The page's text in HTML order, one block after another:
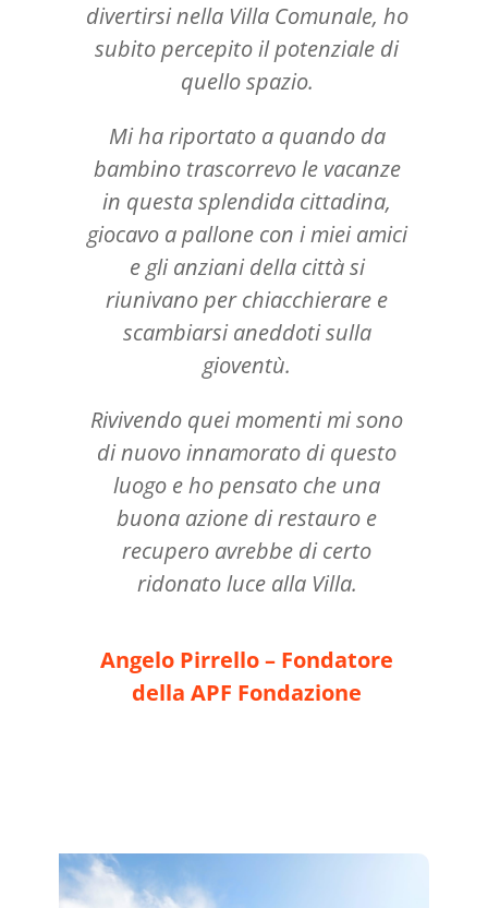
divertirsi nella Villa Comunale, ho
subito percepito il potenziale di
quello spazio.
Mi ha riportato a quando da
bambino trascorrevo le vacanze
in questa splendida cittadina,
giocavo a pallone con i miei amici
e gli anziani della città si
riunivano per chiacchierare e
scambiarsi aneddoti sulla
gioventù.
Rivivendo quei momenti mi sono
di nuovo innamorato di questo
luogo e ho pensato che una
buona azione di restauro e
recupero avrebbe di certo
ridonato luce alla Villa.
Angelo Pirrello – Fondatore
della APF Fondazione